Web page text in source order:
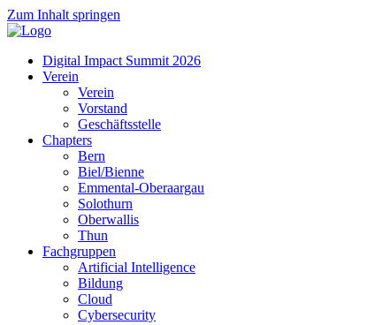
Zum Inhalt springen
Digital Impact Summit 2026
Verein
Verein
Vorstand
Geschäftsstelle
Chapters
Bern
Biel/Bienne
Emmental-Oberaargau
Solothurn
Oberwallis
Thun
Fachgruppen
Artificial Intelligence
Bildung
Cloud
Cybersecurity